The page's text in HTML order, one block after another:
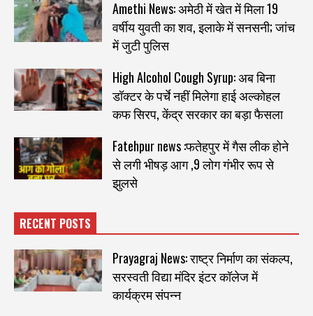
Amethi News: अमेठी में खेत में मिला 19
वर्षीय युवती का शव, इलाके में सनसनी; जांच
में जुटी पुलिस
High Alcohol Cough Syrup: अब बिना
डॉक्टर के पर्चे नहीं मिलेगा हाई अल्कोहल
कफ सिरप, केंद्र सरकार का बड़ा फैसला
Fatehpur news :फतेहपुर में गैस लीक होने
से लगी भीषड़ आग ,9 लोग गंभीर रूप से
झुलसे
RECENT POSTS
Prayagraj News: राष्ट्र निर्माण का संकल्प,
सरस्वती विद्या मंदिर इंटर कॉलेज में
कार्यक्रम संपन्न